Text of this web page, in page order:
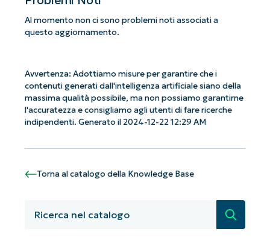
Al momento non ci sono problemi noti associati a
questo aggiornamento.
Avvertenza: Adottiamo misure per garantire che i
contenuti generati dall'intelligenza artificiale siano della
massima qualità possibile, ma non possiamo garantirne
l'accuratezza e consigliamo agli utenti di fare ricerche
indipendenti. Generato il 2024-12-22 12:29 AM
Torna al catalogo della Knowledge Base
Ricerca
Non è richiesta alcuna carta di credito e si ha
accesso completo a tutte le funzionalità.